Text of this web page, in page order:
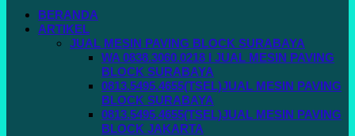
BERANDA
ARTIKEL
JUAL MESIN PAVING BLOCK SURABAYA
WA 0838.3060.0218 I JUAL MESIN PAVING
BLOCK SURABAYA
0813.5495.4655(TSEL)JUAL MESIN PAVING
BLOCK SURABAYA
0813.5495.4655(TSEL)JUAL MESIN PAVING
BLOCK JAKARTA